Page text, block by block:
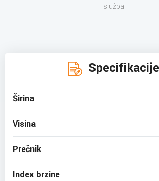
služba
Specifikacije
Širina
Visina
Prečnik
Index brzine